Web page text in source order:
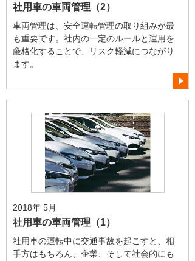
社用車の車両管理（2）
車両管理は、安全運転管理の取り組みが最
も重要です。社内の一定のルールと運用を
厳格化することで、リスク軽減につながり
ます。
2018年 5月
社用車の車両管理（1）
社用車の運転中に交通事故を起こすと、相
手方はもちろん、企業、そして社会的にも